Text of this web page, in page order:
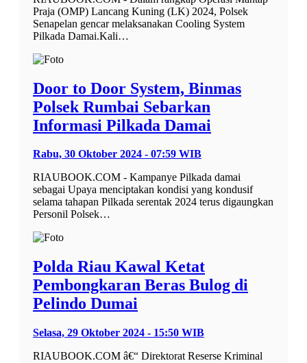
Praja (OMP) Lancang Kuning (LK) 2024, Polsek
Senapelan gencar melaksanakan Cooling System
Pilkada Damai.Kali…
Door to Door System, Binmas
Polsek Rumbai Sebarkan
Informasi Pilkada Damai
Rabu, 30 Oktober 2024 - 07:59 WIB
RIAUBOOK.COM - Kampanye Pilkada damai
sebagai Upaya menciptakan kondisi yang kondusif
selama tahapan Pilkada serentak 2024 terus digaungkan
Personil Polsek…
Polda Riau Kawal Ketat
Pembongkaran Beras Bulog di
Pelindo Dumai
Selasa, 29 Oktober 2024 - 15:50 WIB
RIAUBOOK.COM â€“ Direktorat Reserse Kriminal